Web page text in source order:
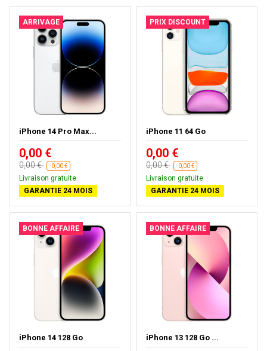
ARRIVAGE
iPhone 14 Pro Max...
0,00 €
0,00 € -0,00 €
Livraison gratuite
GARANTIE 24 MOIS
PRIX DISCOUNT
iPhone 11 64 Go
0,00 €
0,00 € -0,00 €
Livraison gratuite
GARANTIE 24 MOIS
BONNE AFFAIRE
iPhone 14 128 Go
BONNE AFFAIRE
iPhone 13 128 Go ...